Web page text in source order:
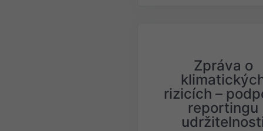
Zpráva o
rizicích –
reportingu